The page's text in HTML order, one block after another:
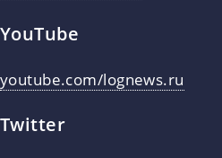
YouTube
youtube.com/lognews.ru
Twitter